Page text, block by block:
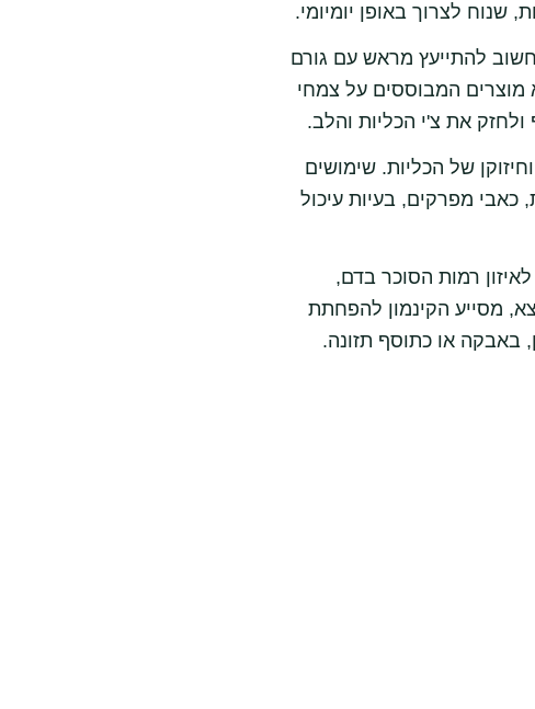
שנוח לצרוך באופן יומיומי.
להתייעץ מראש עם גורם
המבוססים על צמחי
את צ'י הכליות והלב.
של הכליות. שימושים
כאבי מפרקים, בעיות עיכול
רמות הסוכר בדם,
מסייע הקינמון להפחתת
באבקה או כתוסף תזונה.